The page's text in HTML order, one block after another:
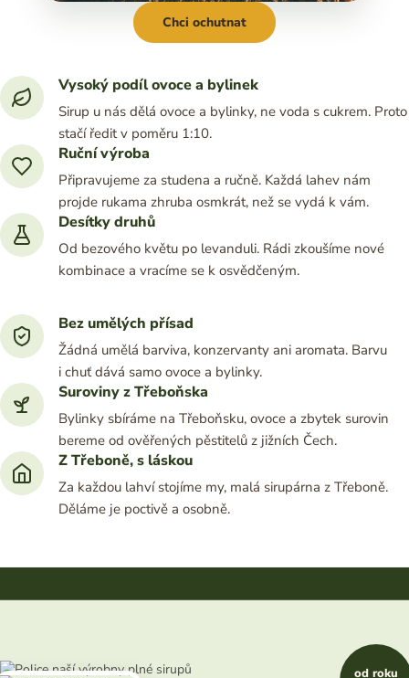
Vysoký podíl ovoce a bylinek
Sirup u nás dělá ovoce a bylinky, ne voda s cukrem. Proto
stačí ředit v poměru 1:10.
Ruční výroba
Připravujeme za studena a ručně. Každá lahev nám
projde rukama zhruba osmkrát, než se vydá k vám.
Desítky druhů
Od bezového květu po levanduli. Rádi zkoušíme nové
kombinace a vracíme se k osvědčeným.
Chci ochutnat
Bez umělých přísad
Žádná umělá barviva, konzervanty ani aromata. Barvu
i chuť dává samo ovoce a bylinky.
Suroviny z Třeboňska
Bylinky sbíráme na Třeboňsku, ovoce a zbytek surovin
bereme od ověřených pěstitelů z jižních Čech.
Z Třeboně, s láskou
Za každou lahví stojíme my, malá sirupárna z Třeboně.
Děláme je poctivě a osobně.
od roku